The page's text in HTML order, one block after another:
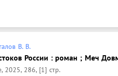
В. В.
России : роман ; Меч
2025, 286, [1] стр.